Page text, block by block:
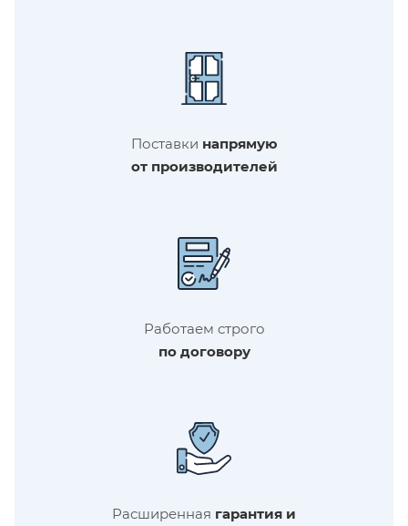
Поставки напрямую
от производителей
Работаем строго
по договору
Расширенная гарантия и